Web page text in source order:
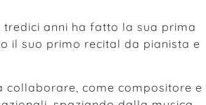
tredici anni ha fatto la sua prima
il suo primo recital da pianista e
collaborare, come compositore e